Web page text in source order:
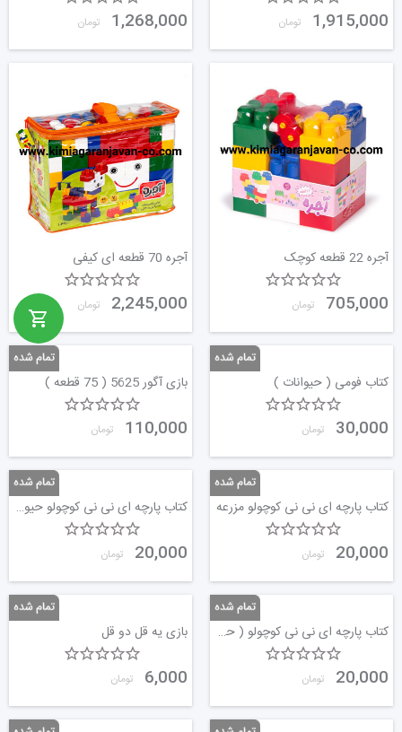
1,915,000 تومان 1,268,000 تومان
آجره 22 قطعه کوچک
705,000 تومان
آجره 70 قطعه ای کیفی
2,245,000 تومان
کتاب فومی ( حیوانات )
30,000 تومان
بازی آگور 5625 ( 75 قطعه )
110,000 تومان
کتاب پارچه ای نی نی کوچولو مزرعه
20,000 تومان
کتاب پارچه ای نی نی کوچولو حیوانات خانگی
20,000 تومان
کتاب پارچه ای نی نی کوچولو ( حیوانات جنگل )
20,000 تومان
بازی یه قل دو قل
6,000 تومان